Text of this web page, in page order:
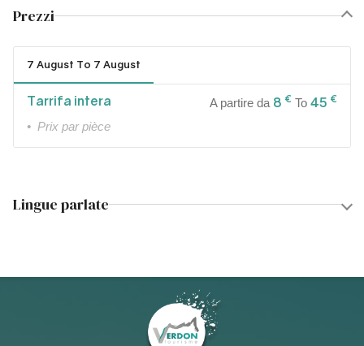
Prezzi
7 August To 7 August
Tarrifa intera A partire da 8 € To 45 €
• Prix par pièce
Lingue parlate